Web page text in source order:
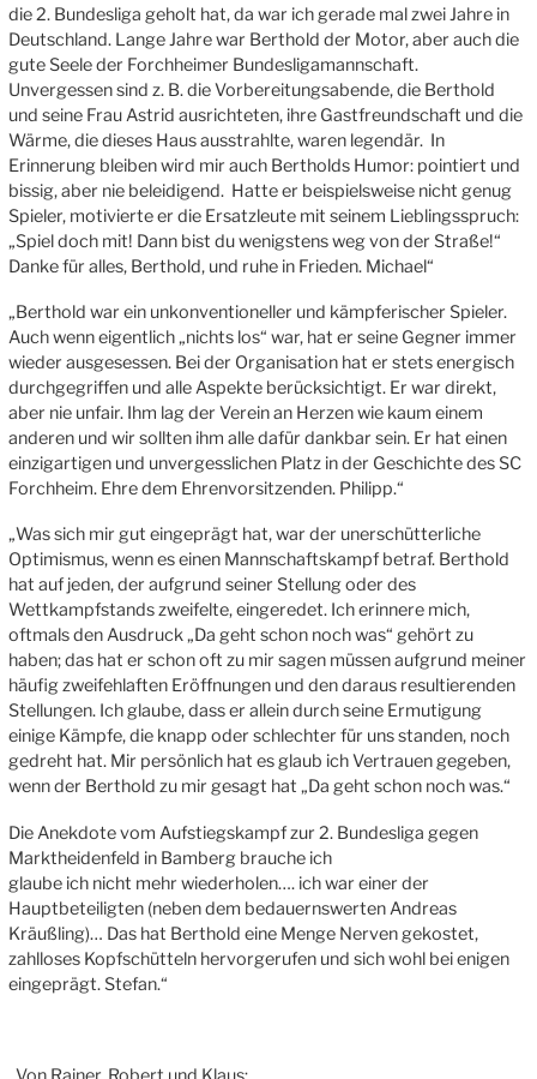
die 2. Bundesliga geholt hat, da war ich gerade mal zwei Jahre in
Deutschland. Lange Jahre war Berthold der Motor, aber auch die
gute Seele der Forchheimer Bundesligamannschaft.
Unvergessen sind z. B. die Vorbereitungsabende, die Berthold
und seine Frau Astrid ausrichteten, ihre Gastfreundschaft und die
Wärme, die dieses Haus ausstrahlte, waren legendär. In
Erinnerung bleiben wird mir auch Bertholds Humor: pointiert und
bissig, aber nie beleidigend. Hatte er beispielsweise nicht genug
Spieler, motivierte er die Ersatzleute mit seinem Lieblingsspruch:
„Spiel doch mit! Dann bist du wenigstens weg von der Straße!“
Danke für alles, Berthold, und ruhe in Frieden. Michael“
„Berthold war ein unkonventioneller und kämpferischer Spieler.
Auch wenn eigentlich „nichts los“ war, hat er seine Gegner immer
wieder ausgesessen. Bei der Organisation hat er stets energisch
durchgegriffen und alle Aspekte berücksichtigt. Er war direkt,
aber nie unfair. Ihm lag der Verein an Herzen wie kaum einem
anderen und wir sollten ihm alle dafür dankbar sein. Er hat einen
einzigartigen und unvergesslichen Platz in der Geschichte des SC
Forchheim. Ehre dem Ehrenvorsitzenden. Philipp.“
„Was sich mir gut eingeprägt hat, war der unerschütterliche
Optimismus, wenn es einen Mannschaftskampf betraf. Berthold
hat auf jeden, der aufgrund seiner Stellung oder des
Wettkampfstands zweifelte, eingeredet. Ich erinnere mich,
oftmals den Ausdruck „Da geht schon noch was“ gehört zu
haben; das hat er schon oft zu mir sagen müssen aufgrund meiner
häufig zweifehlaften Eröffnungen und den daraus resultierenden
Stellungen. Ich glaube, dass er allein durch seine Ermutigung
einige Kämpfe, die knapp oder schlechter für uns standen, noch
gedreht hat. Mir persönlich hat es glaub ich Vertrauen gegeben,
wenn der Berthold zu mir gesagt hat „Da geht schon noch was.“
Die Anekdote vom Aufstiegskampf zur 2. Bundesliga gegen
Marktheidenfeld in Bamberg brauche ich
glaube ich nicht mehr wiederholen…. ich war einer der
Hauptbeteiligten (neben dem bedauernswerten Andreas
Kräußling)… Das hat Berthold eine Menge Nerven gekostet,
zahlloses Kopfschütteln hervorgerufen und sich wohl bei enigen
eingeprägt. Stefan.“